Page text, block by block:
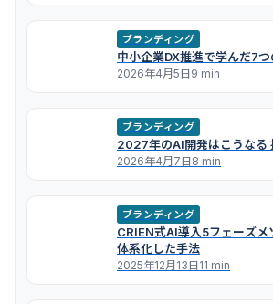
ブランディング
中小企業DX推進で学んだ7つ
2026年4月5日9 min
ブランディング
2027年のAI開発はこうなる
2026年4月7日8 min
ブランディング
CRIEN式AI導入5フェーズメ
体系化した手法
2025年12月13日11 min